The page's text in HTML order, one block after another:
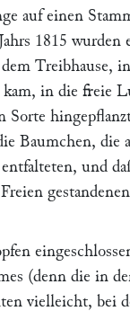
auf einen
1815 wurden
Treibhause,
in die freie
Sorte
Baumchen, die
und
(denn die in
vielleicht, bei